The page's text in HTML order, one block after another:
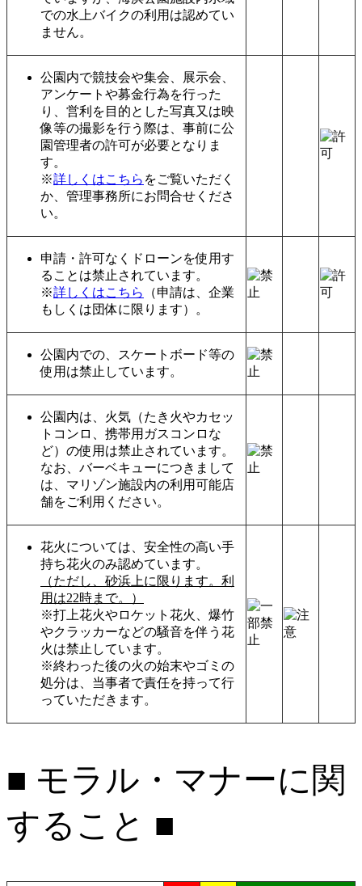
での水上バイクの利用は認めてい
ません。
公園内で競技会や集会、展示会、
アンケートや募金行為を行った
り、営利を目的とした写真又は映
像等の撮影を行う際は、事前に公
園管理者の許可が必要となりま
す。
※詳しくはこちら をご覧いただく
か、管理事務所にお問合せくださ
い。
申請・許可なくドローンを使用す
ることは禁止されています。
※詳しくはこちら
（申請は、企業
もしくは団体に限ります）。
公園内での、スケートボード等の
使用は禁止しています。
公園内は、火気（たき火やカセッ
トコンロ、携帯用ガスコンロな
ど）の使用は禁止されています。
なお、バーベキューにつきまして
は、マリゾン施設内の利用可能店
舗をご利用ください。
花火については、安全性の高い手
持ち花火のみ認めています。
（ただし、砂浜上に限ります。利
用は22時まで。）
※打上花火やロケット花火、爆竹
やクラッカーなどの騒音を伴う花
火は禁止しています。
※終わった後の火の始末やゴミの
処分は、当事者で責任を持って行
っていただきます。
■ モラル・マナーに関
すること ■